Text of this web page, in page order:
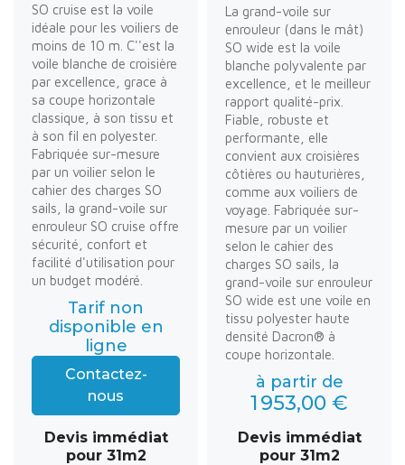
SO cruise est la voile
idéale pour les voiliers de
moins de 10 m. C''est la
voile blanche de croisière
par excellence, grace à
sa coupe horizontale
classique, à son tissu et
à son fil en polyester.
Fabriquée sur-mesure
par un voilier selon le
cahier des charges SO
sails, la grand-voile sur
enrouleur SO cruise offre
sécurité, confort et
facilité d'utilisation pour
un budget modéré.
Tarif non
disponible en
ligne
Contactez-
nous
Devis immédiat
pour 31m2
La grand-voile sur
enrouleur (dans le mât)
SO wide est la voile
blanche polyvalente par
excellence, et le meilleur
rapport qualité-prix.
Fiable, robuste et
performante, elle
convient aux croisières
côtières ou hauturières,
comme aux voiliers de
voyage. Fabriquée sur-
mesure par un voilier
selon le cahier des
charges SO sails, la
grand-voile sur enrouleur
SO wide est une voile en
tissu polyester haute
densité Dacron® à
coupe horizontale.
à partir de
1 953,00 €
Devis immédiat
pour 31m2